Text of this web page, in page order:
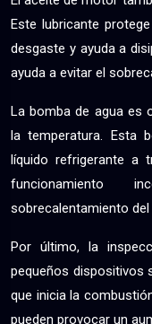
Este lubricante
desgaste y ayuda a
ayuda a evitar el
La bomba de agua es
la temperatura. Esta
líquido refrigerante a
funcionamiento
sobrecalentamiento
Por último, la
pequeños dispositivos
que inicia la
pueden provocar un